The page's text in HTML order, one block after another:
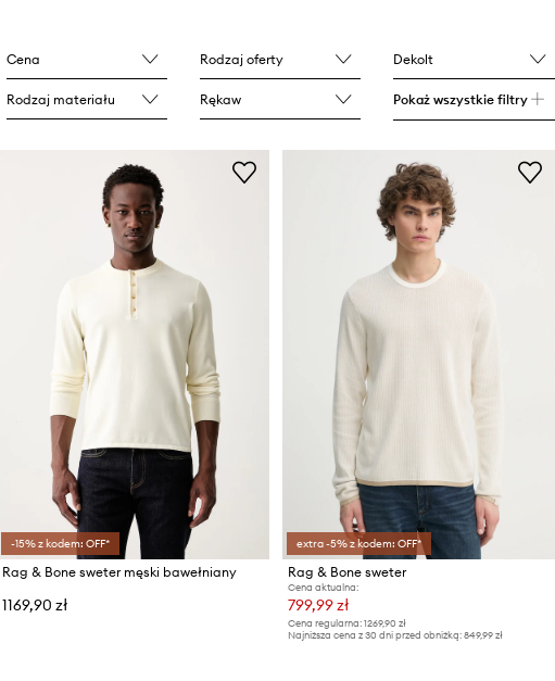
Cena Rodzaj oferty Dekolt
Rodzaj materiału Rękaw Pokaż wszystkie filtry
-15% z kodem: OFF*
Rag & Bone sweter męski bawełniany
1169,90 zł
extra -5% z kodem: OFF*
Rag & Bone sweter
Cena aktualna:
799,99 zł
Cena regularna: 1269,90 zł
Najniższa cena z 30 dni przed obniżką: 849,99 zł